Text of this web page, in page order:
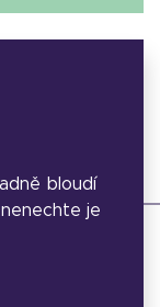
bloudí
je